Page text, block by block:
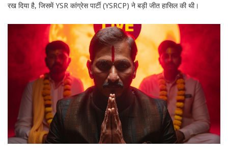
रख दिया है, जिसमें YSR कांग्रेस पार्टी (YSRCP) ने बड़ी जीत हासिल की थी।